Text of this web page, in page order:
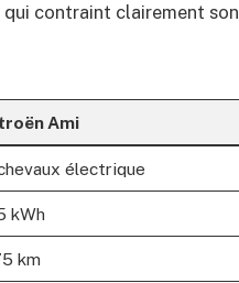
contraint clairement
Ami
électrique
kWh
km